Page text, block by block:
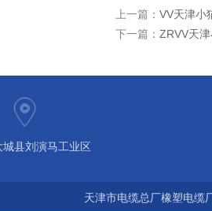
上一篇： VV天津小
下一篇： ZRVV天
城县刘演马工业区
天津市电缆总厂橡塑电